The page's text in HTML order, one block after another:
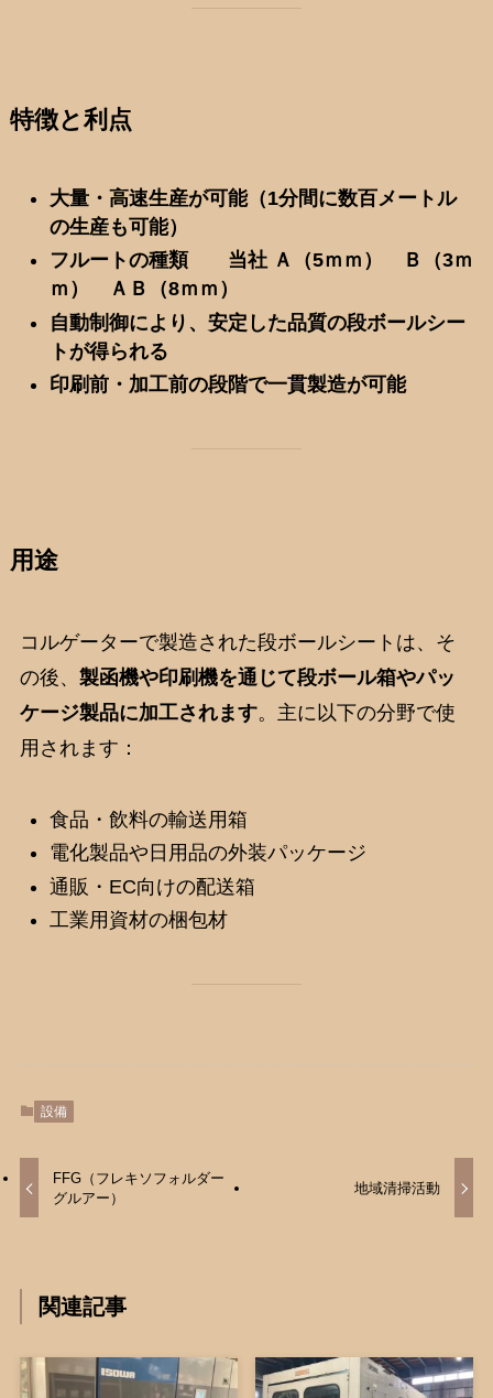
特徴と利点
大量・高速生産が可能（1分間に数百メートル
の生産も可能）
フルートの種類 当社 Ａ（5ｍｍ） Ｂ（3ｍ
ｍ） ＡＢ（8ｍｍ）
自動制御により、安定した品質の段ボールシー
トが得られる
印刷前・加工前の段階で一貫製造が可能
用途
コルゲーターで製造された段ボールシートは、そ
の後、 製函機や印刷機を通じて段ボール箱やパッ
ケージ製品に加工されます。主に以下の分野で使
用されます：
食品・飲料の輸送用箱
電化製品や日用品の外装パッケージ
通販・EC向けの配送箱
工業用資材の梱包材
設備
FFG（フレキソフォルダー
グルアー）
地域清掃活動
関連記事